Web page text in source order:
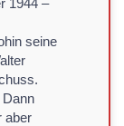
1944 –
seine
aber